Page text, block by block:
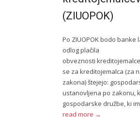
(ZIUOPOK)
Po ZIUOPOK bodo banke
odlog plačila
obveznosti
se za kreditojemalca (za
zakona) štejejo:
ustanovljena po zakonu,
gospodarske družbe, ki
read more →